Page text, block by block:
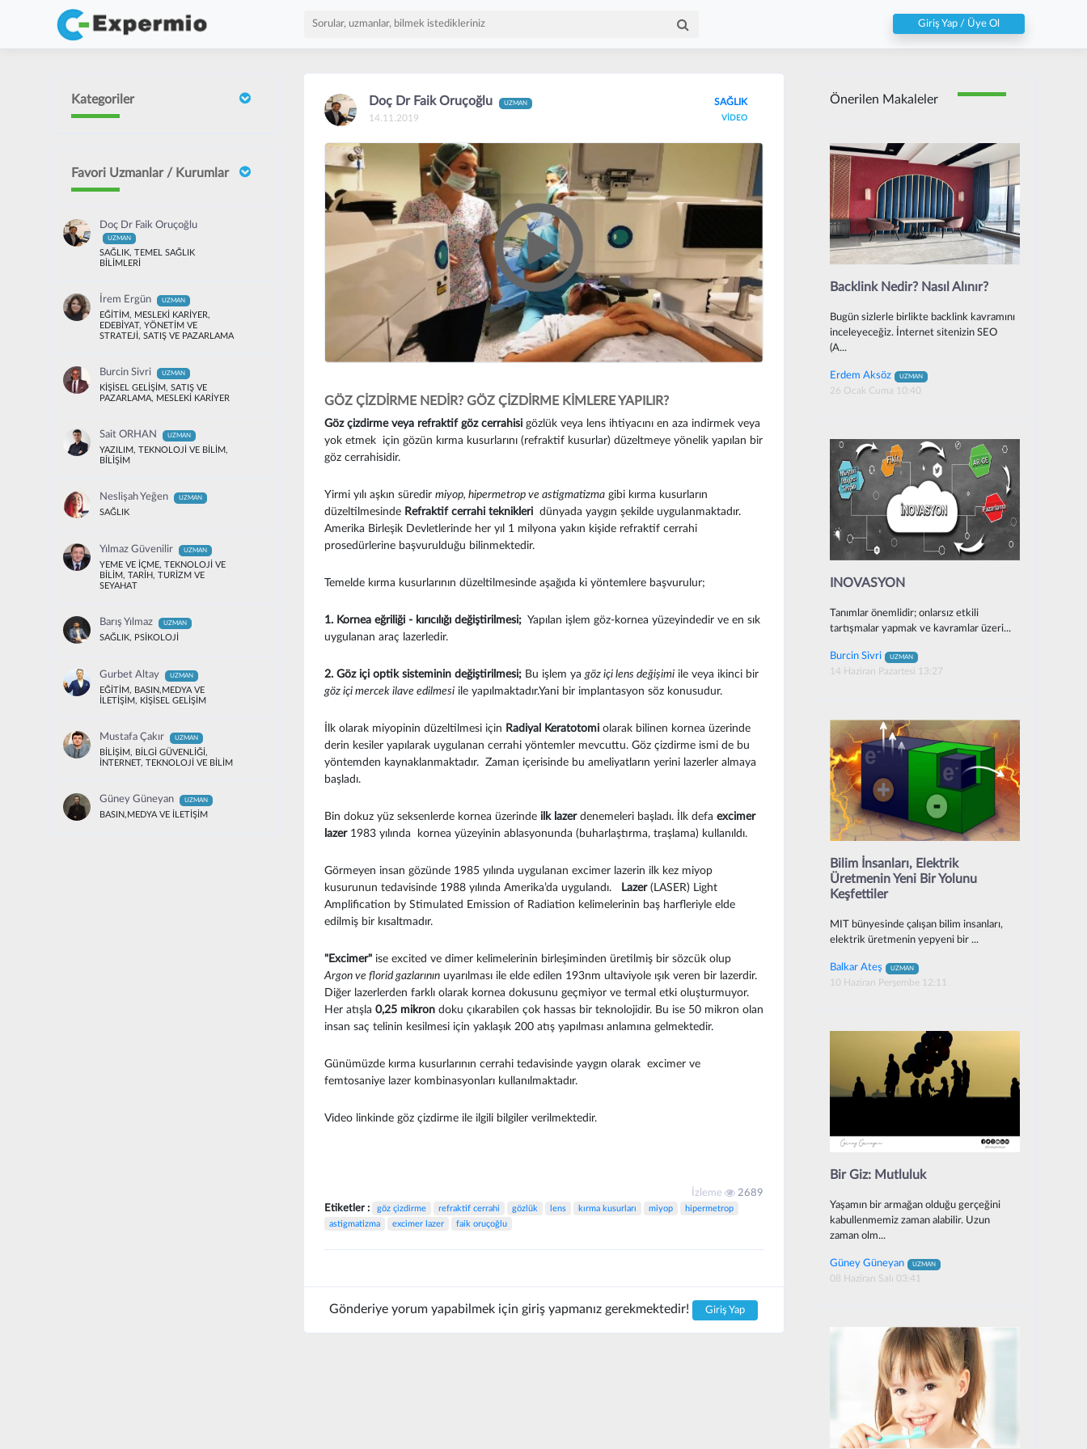
Giriş Yap / Üye Ol
Kategoriler
Favori Uzmanlar / Kurumlar
Doç Dr Faik Oruçoğlu
UZMAN
SAĞLIK, TEMEL SAĞLIK
BİLİMLERİ
İrem Ergün UZMAN
EĞİTİM, MESLEKİ KARİYER,
EDEBİYAT, YÖNETİM VE
STRATEJİ, SATIŞ VE PAZARLAMA
Burcin Sivri UZMAN
KİŞİSEL GELİŞİM, SATIŞ VE
PAZARLAMA, MESLEKİ KARİYER
Sait ORHAN UZMAN
YAZILIM, TEKNOLOJİ VE BİLİM,
BİLİŞİM
Neslişah Yeğen UZMAN
SAĞLIK
Yılmaz Güvenilir UZMAN
YEME VE İÇME, TEKNOLOJİ VE
BİLİM, TARİH, TURİZM VE
SEYAHAT
Barış Yılmaz UZMAN
SAĞLIK, PSİKOLOJİ
Gurbet Altay UZMAN
EĞİTİM, BASIN,MEDYA VE
İLETİŞİM, KİŞİSEL GELİŞİM
Mustafa Çakır UZMAN
BİLİŞİM, BİLGİ GÜVENLİĞİ,
İNTERNET, TEKNOLOJİ VE BİLİM
Güney Güneyan UZMAN
BASIN,MEDYA VE İLETİŞİM
Doç Dr Faik Oruçoğlu UZMAN
14.11.2019
SAĞLIK
VİDEO
GÖZ ÇİZDİRME NEDİR? GÖZ ÇİZDİRME KİMLERE YAPILIR?
Göz çizdirme veya refraktif göz cerrahisigözlük veya lens ihtiyacını en aza indirmek veya
yok etmek için gözün kırma kusurlarını (refraktif kusurlar) düzeltmeye yönelik yapılan bir
göz cerrahisidir.
Yirmi yılı aşkın süredir miyop, hipermetrop ve astigmatizmagibi kırma kusurların
düzeltilmesinde Refraktif cerrahi teknikleridünyada yaygın şekilde uygulanmaktadır.
Amerika Birleşik Devletlerinde her yıl 1 milyona yakın kişide refraktif cerrahi
prosedürlerine başvurulduğu bilinmektedir.
Temelde kırma kusurlarının düzeltilmesinde aşağıda ki yöntemlere başvurulur;
1. Kornea eğriliği - kırıcılığı değiştirilmesi; Yapılan işlem göz-kornea yüzeyindedir ve en sık
uygulanan araç lazerledir.
2. Göz içi optik sisteminin değiştirilmesi;Bu işlem ya göz içi lens değişimiile veya ikinci bir
göz içi mercek ilave edilmesiile yapılmaktadır.Yani bir implantasyon söz konusudur.
İlk olarak miyopinin düzeltilmesi için Radiyal Keratotomiolarak bilinen kornea üzerinde
derin kesiler yapılarak uygulanan cerrahi yöntemler mevcuttu. Göz çizdirme ismi de bu
yöntemden kaynaklanmaktadır. Zaman içerisinde bu ameliyatların yerini lazerler almaya
başladı.
Bin dokuz yüz seksenlerde kornea üzerindeilk lazer denemeleri başladı. İlk defa excimer
lazer1983 yılında kornea yüzeyinin ablasyonunda (buharlaştırma, traşlama) kullanıldı.
Görmeyen insan gözünde 1985 yılında uygulanan excimer lazerin ilk kez miyop
kusurunun tedavisinde 1988 yılında Amerika’da uygulandı.
Lazer(LASER) Light
Amplification by Stimulated Emission of Radiation kelimelerinin baş harfleriyle elde
edilmiş bir kısaltmadır.
"Excimer"ise excited ve dimer kelimelerinin birleşiminden üretilmiş bir sözcük olup
Argon ve florid gazlarınınuyarılması ile elde edilen 193nm ultaviyole ışık veren bir lazerdir.
Diğer lazerlerden farklı olarak kornea dokusunu geçmiyor ve termal etki oluşturmuyor.
Her atışla 0,25 mikrondoku çıkarabilen çok hassas bir teknolojidir. Bu ise 50 mikron olan
insan saç telinin kesilmesi için yaklaşık 200 atış yapılması anlamına gelmektedir.
Günümüzde kırma kusurlarının cerrahi tedavisinde yaygın olarak excimer ve
femtosaniye lazer kombinasyonları kullanılmaktadır.
Video linkinde göz çizdirme ile ilgili bilgiler verilmektedir.
İzleme 2689
Etiketler : göz çizdirme refraktif cerrahi gözlük lens kırma kusurları miyop
hipermetrop
astigmatizma
excimer lazer faik oruçoğlu
Gönderiye yorum yapabilmek için giriş yapmanız gerekmektedir! Giriş Yap
Önerilen Makaleler
Backlink Nedir? Nasıl Alınır?
Bugün sizlerle birlikte backlink kavramını
inceleyeceğiz. İnternet sitenizin SEO
(A...
Erdem Aksöz UZMAN
26 Ocak Cuma 10:40
INOVASYON
Tanımlar önemlidir; onlarsız etkili
tartışmalar yapmak ve kavramlar üzeri...
Burcin Sivri UZMAN
14 Haziran Pazartesi 13:27
Bilim İnsanları, Elektrik
Üretmenin Yeni Bir Yolunu
Keşfettiler
MIT bünyesinde çalışan bilim insanları,
elektrik üretmenin yepyeni bir ...
Balkar Ateş UZMAN
10 Haziran Perşembe 12:11
Bir Giz: Mutluluk
Yaşamın bir armağan olduğu gerçeğini
kabullenmemiz zaman alabilir. Uzun
zaman olm...
Güney Güneyan UZMAN
08 Haziran Salı 03:41